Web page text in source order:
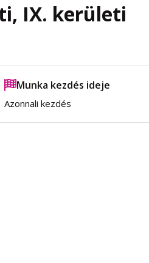
IX. kerületi
Munka kezdés ideje
Azonnali kezdés